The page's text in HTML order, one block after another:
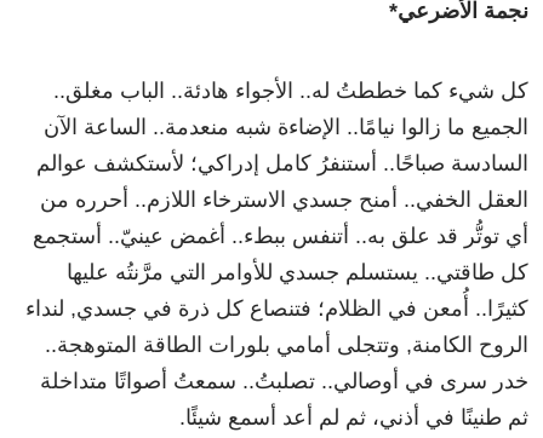
نجمة الأضرعي*
كل شيء كما خططتُ له.. الأجواء هادئة.. الباب مغلق..
الجميع ما زالوا نيامًا.. الإضاءة شبه منعدمة.. الساعة الآن
السادسة صباحًا.. أستنفرُ كامل إدراكي؛ لأستكشف عوالم
العقل الخفي.. أمنح جسدي الاسترخاء اللازم.. أحرره من
أي توتُّر قد علق به.. أتنفس ببطء.. أغمض عينيّ.. أستجمع
كل طاقتي.. يستسلم جسدي للأوامر التي مرَّنتُه عليها
كثيرًا.. أُمعن في الظلام؛ فتنصاع كل ذرة في جسدي, لنداء
الروح الكامنة, وتتجلى أمامي بلورات الطاقة المتوهجة..
خدر سرى في أوصالي.. تصلبتُ.. سمعتُ أصواتًا متداخلة
ثم طنينًا في أذني، ثم لم أعد أسمع شيئًا.